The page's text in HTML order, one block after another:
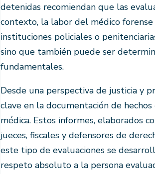
detenidas recomiendan que las
contexto, la labor del médico
instituciones policiales o
sino que también puede ser
fundamentales.
Desde una perspectiva de justicia y
clave en la documentación de
médica. Estos informes, elaborados
jueces, fiscales y defensores de
este tipo de evaluaciones se
respeto absoluto a la persona